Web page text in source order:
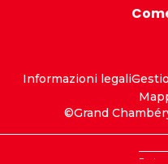
Informazioni legali
©Grand